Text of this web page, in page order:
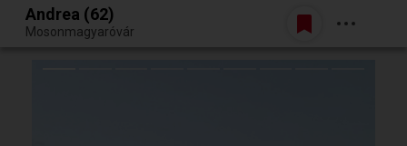
Egy jó randiból bármi lehet.
Belépés
Andrea (62)
Mosonmagyaróvár